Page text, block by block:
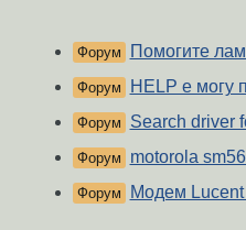
Форум Помогите
Форум HELP е могу
Форум Search driver
Форум motorola
Форум Модем